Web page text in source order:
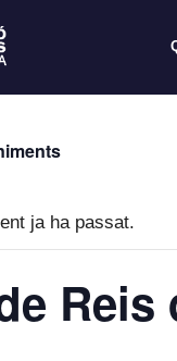
ja ha passat.
Reis